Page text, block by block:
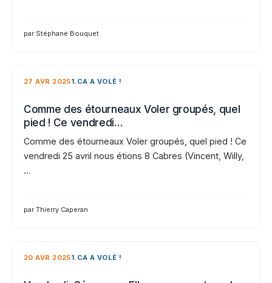
par Stéphane Bouquet
27 AVR 20251.CA A VOLÉ !
Comme des étourneaux Voler groupés, quel
pied ! Ce vendredi…
Comme des étourneaux Voler groupés, quel pied ! Ce
vendredi 25 avril nous étions 8 Cabres (Vincent, Willy,
…
par Thierry Caperan
20 AVR 20251.CA A VOLÉ !